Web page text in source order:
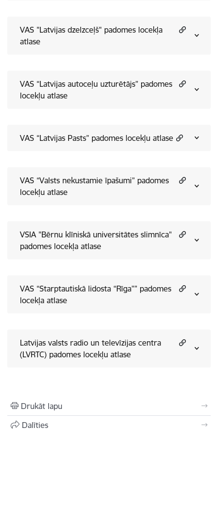
VAS "Latvijas dzelzceļš" padomes locekļa
atlase
VAS “Latvijas autoceļu uzturētājs” padomes
locekļu atlase
VAS “Latvijas Pasts” padomes locekļu atlase
VAS “Valsts nekustamie īpašumi” padomes
locekļu atlase
VSIA "Bērnu klīniskā universitātes slimnīca"
padomes locekļa atlase
VAS “Starptautiskā lidosta “Rīga”” padomes
locekļa atlase
Latvijas valsts radio un televīzijas centra
(LVRTC) padomes locekļu atlase
Drukāt lapu
Dalīties